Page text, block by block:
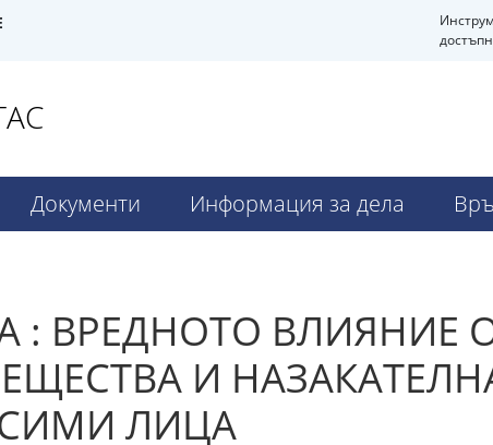
Документи Информация за дела
: ВРЕДНОТО ВЛИЯНИЕ
И
ЛИЦА